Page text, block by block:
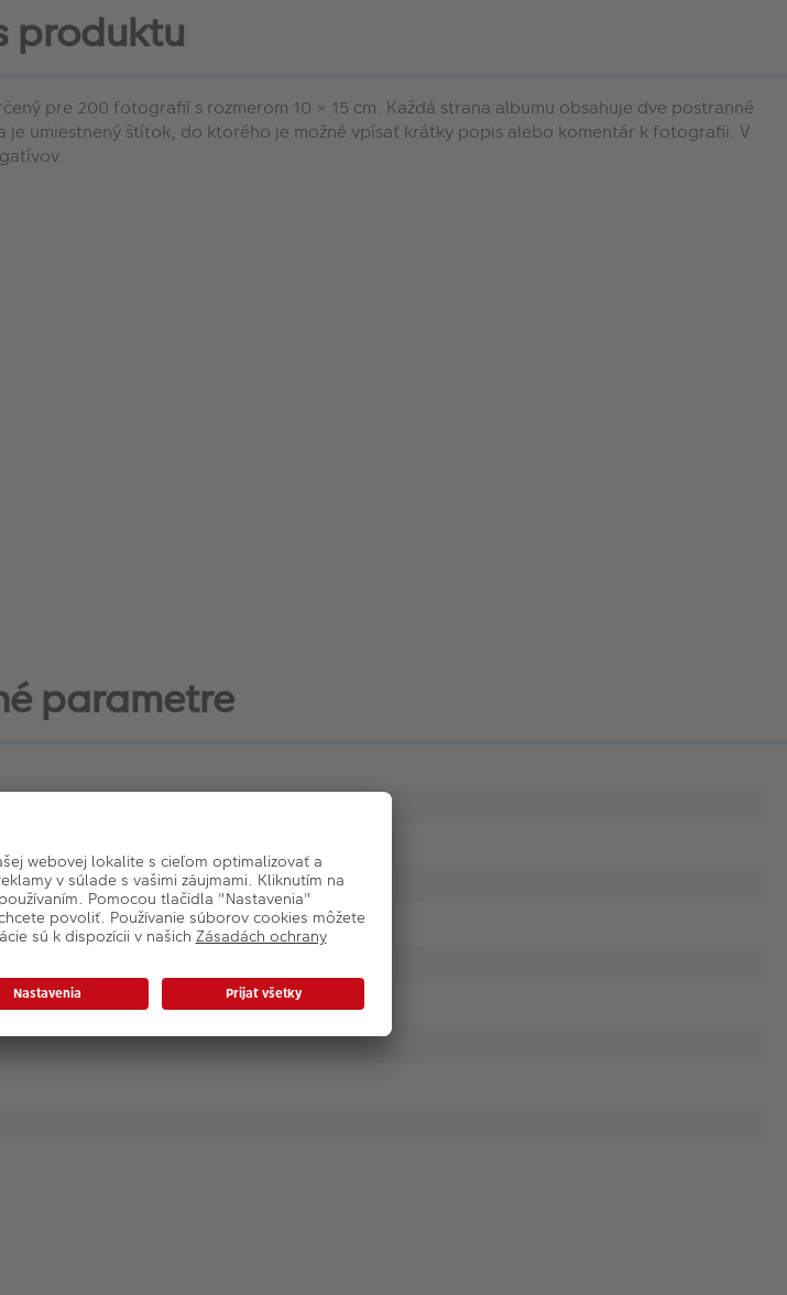
produktu
pre 200 fotografií s rozmerom 10 × 15 cm. Každá strana albumu obsahuje dve postranné
umiestnený štítok, do ktorého je možné vpísať krátky popis alebo komentár k fotografii. V
parametre